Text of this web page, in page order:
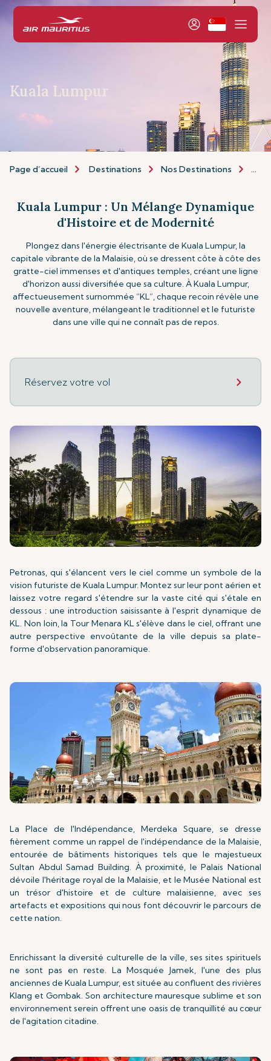
Kuala Lumpur
Page d’accueil Destinations Nos Destinations
Kuala Lumpur : Un Mélange Dynamique
d'Histoire et de Modernité
Plongez dans l'énergie électrisante de Kuala Lumpur, la
capitale vibrante de la Malaisie, où se dressent côte à côte des
gratte-ciel immenses et d'antiques temples, créant une ligne
d'horizon aussi diversifiée que sa culture. À Kuala Lumpur,
affectueusement surnommée “KL”, chaque recoin révèle une
nouvelle aventure, mélangeant le traditionnel et le futuriste
dans une ville qui ne connaît pas de repos.
Réservez votre vol
Petronas, qui s'élancent vers le ciel comme un symbole de la
vision futuriste de Kuala Lumpur. Montez sur leur pont aérien et
laissez votre regard s'étendre sur la vaste cité qui s'étale en
dessous : une introduction saisissante à l'esprit dynamique de
KL. Non loin, la Tour Menara KL s'élève dans le ciel, offrant une
autre perspective envoûtante de la ville depuis sa plate-
forme d'observation panoramique.
La Place de l'Indépendance, Merdeka Square, se dresse
fièrement comme un rappel de l'indépendance de la Malaisie,
entourée de bâtiments historiques tels que le majestueux
Sultan Abdul Samad Building. À proximité, le Palais National
dévoile l'héritage royal de la Malaisie, et le Musée National est
un trésor d'histoire et de culture malaisienne, avec ses
artefacts et expositions qui nous font découvrir le parcours de
cette nation.
Enrichissant la diversité culturelle de la ville, ses sites spirituels
ne sont pas en reste. La Mosquée Jamek, l'une des plus
anciennes de Kuala Lumpur, est située au confluent des rivières
Klang et Gombak. Son architecture mauresque sublime et son
environnement serein offrent une oasis de tranquillité au cœur
de l'agitation citadine.